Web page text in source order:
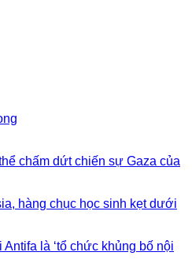
chấm dứt chiến sự Gaza của
hàng chục học sinh kẹt dưới
là ‘tổ chức khủng bố nội